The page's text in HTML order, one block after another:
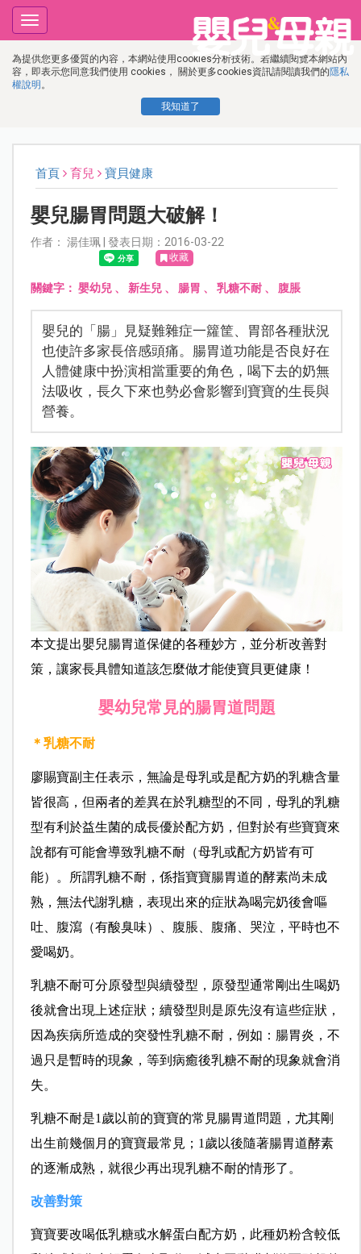
為提供您更多優質的內容，本網站使用cookies分析技術。若繼續閱覽本網站內
容，即表示您同意我們使用 cookies， 關於更多cookies資訊請閱讀我們的隱私
權說明 。
我知道了
Toggle
navigation
首頁 育兒 寶貝健康
嬰兒腸胃問題大破解！
作者： 湯佳珮 | 發表日期：2016-03-22
收藏
關鍵字： 嬰幼兒、 新生兒、 腸胃 、 乳糖不耐、 腹脹
嬰兒的「腸」見疑難雜症一籮筐、胃部各種狀況
也使許多家長倍感頭痛。腸胃道功能是否良好在
人體健康中扮演相當重要的角色，喝下去的奶無
法吸收，長久下來也勢必會影響到寶寶的生長與
營養。
本文提出嬰兒腸胃道保健的各種妙方，並分析改善對
策，讓家長具體知道該怎麼做才能使寶貝更健康！
嬰幼兒常見的腸胃道問題
＊乳糖不耐
廖賜寶副主任表示，無論是母乳或是配方奶的乳糖含量
皆很高，但兩者的差異在於乳糖型的不同，母乳的乳糖
型有利於益生菌的成長優於配方奶，但對於有些寶寶來
說都有可能會導致乳糖不耐（母乳或配方奶皆有可
能）。所謂乳糖不耐，係指寶寶腸胃道的酵素尚未成
熟，無法代謝乳糖，表現出來的症狀為喝完奶後會嘔
吐、腹瀉（有酸臭味）、腹脹、腹痛、哭泣，平時也不
愛喝奶。
乳糖不耐可分原發型與續發型，原發型通常剛出生喝奶
後就會出現上述症狀；續發型則是原先沒有這些症狀，
因為疾病所造成的突發性乳糖不耐，例如：腸胃炎，不
過只是暫時的現象，等到病癒後乳糖不耐的現象就會消
失。
乳糖不耐是1歲以前的寶寶的常見腸胃道問題，尤其剛
出生前幾個月的寶寶最常見；1歲以後隨著腸胃道酵素
的逐漸成熟，就很少再出現乳糖不耐的情形了。
改善對策
寶寶要改喝低乳糖或水解蛋白配方奶，此種奶粉含較低